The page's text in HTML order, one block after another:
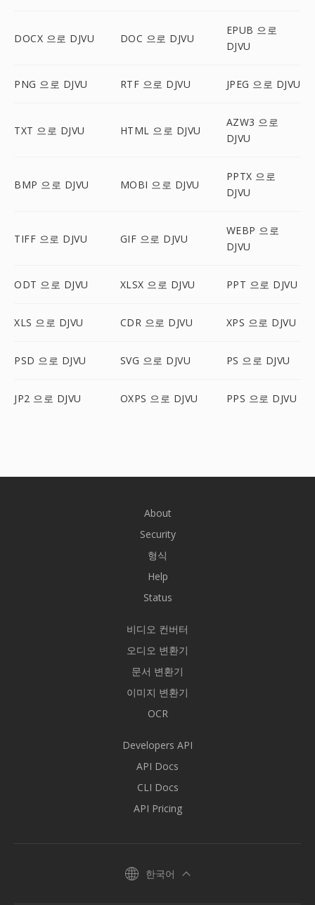
DOCX 으로 DJVU DOC 으로 DJVU
EPUB 으로
DJVU
PNG 으로 DJVU RTF 으로 DJVU JPEG 으로 DJVU
TXT 으로 DJVU HTML 으로 DJVU
AZW3 으로
DJVU
BMP 으로 DJVU MOBI 으로 DJVU
PPTX 으로
DJVU
TIFF 으로 DJVU GIF 으로 DJVU
WEBP 으로
DJVU
ODT 으로 DJVU XLSX 으로 DJVU PPT 으로 DJVU
XLS 으로 DJVU CDR 으로 DJVU XPS 으로 DJVU
PSD 으로 DJVU SVG 으로 DJVU PS 으로 DJVU
JP2 으로 DJVU OXPS 으로 DJVU PPS 으로 DJVU
About
Security
형식
Help
Status
비디오 컨버터
오디오 변환기
문서 변환기
이미지 변환기
OCR
Developers API
API Docs
CLI Docs
API Pricing
한국어